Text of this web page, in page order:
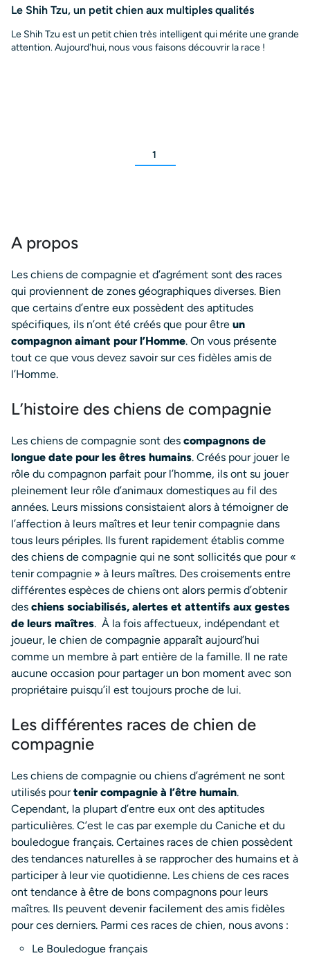
Le Shih Tzu, un petit chien aux multiples qualités
Le Shih Tzu est un petit chien très intelligent qui mérite une grande
attention. Aujourd'hui, nous vous faisons découvrir la race !
1
A propos
Les chiens de compagnie et d’agrément sont des races
qui proviennent de zones géographiques diverses. Bien
que certains d’entre eux possèdent des aptitudes
spécifiques, ils n’ont été créés que pour être un
compagnon aimant pour l’Homme. On vous présente
tout ce que vous devez savoir sur ces fidèles amis de
l’Homme.
L’histoire des chiens de compagnie
Les chiens de compagnie sont des compagnons de
longue date pour les êtres humains. Créés pour jouer le
rôle du compagnon parfait pour l’homme, ils ont su jouer
pleinement leur rôle d’animaux domestiques au fil des
années. Leurs missions consistaient alors à témoigner de
l’affection à leurs maîtres et leur tenir compagnie dans
tous leurs périples. Ils furent rapidement établis comme
des chiens de compagnie qui ne sont sollicités que pour «
tenir compagnie » à leurs maîtres. Des croisements entre
différentes espèces de chiens ont alors permis d’obtenir
des chiens sociabilisés, alertes et attentifs aux gestes
de leurs maîtres. À la fois affectueux, indépendant et
joueur, le chien de compagnie apparaît aujourd’hui
comme un membre à part entière de la famille. Il ne rate
aucune occasion pour partager un bon moment avec son
propriétaire puisqu’il est toujours proche de lui.
Les différentes races de chien de
compagnie
Les chiens de compagnie ou chiens d’agrément ne sont
utilisés pourtenir compagnie à l’être humain.
Cependant, la plupart d’entre eux ont des aptitudes
particulières. C’est le cas par exemple du Caniche et du
bouledogue français. Certaines races de chien possèdent
des tendances naturelles à se rapprocher des humains et à
participer à leur vie quotidienne. Les chiens de ces races
ont tendance à être de bons compagnons pour leurs
maîtres. Ils peuvent devenir facilement des amis fidèles
pour ces derniers. Parmi ces races de chien, nous avons :
Le Bouledogue français